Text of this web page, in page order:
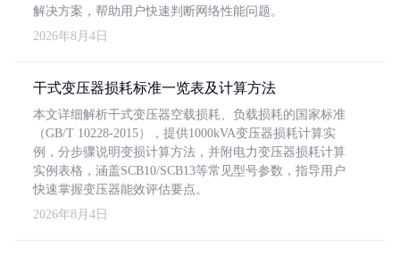
解决方案，帮助用户快速判断网络性能问题。
2026年8月4日
干式变压器损耗标准一览表及计算方法
本文详细解析干式变压器空载损耗、负载损耗的国家标准
（GB/T 10228-2015），提供1000kVA变压器损耗计算实
例，分步骤说明变损计算方法，并附电力变压器损耗计算
实例表格，涵盖SCB10/SCB13等常见型号参数，指导用户
快速掌握变压器能效评估要点。
2026年8月4日